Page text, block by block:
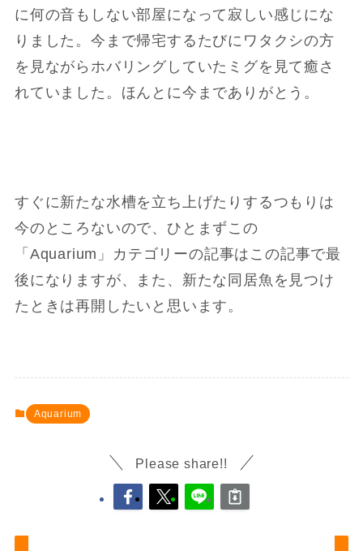
に何の音もしない部屋になって寂しい感じにな
りました。今まで帰宅するたびにワタクシの方
を見ながらホバリングしていたミグを見て癒さ
れていました。ほんとに今までありがとう。
すぐに新たな水槽を立ち上げたりするつもりは
今のところないので、ひとまずこの
「Aquarium」カテゴリーの記事はこの記事で最
後になりますが、また、新たな同居魚を見つけ
たときは再開したいと思います。
Aquarium
Please share!!